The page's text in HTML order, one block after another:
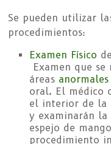
Se pueden utilizar
procedimientos:
Examen Físico
Examen que
áreas anormales
oral. El médico
el interior de la
y examinarán la
espejo de
procedimiento